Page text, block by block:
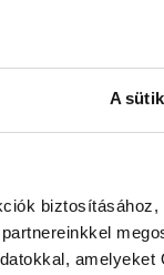
A
biztosításához,
amelyeket